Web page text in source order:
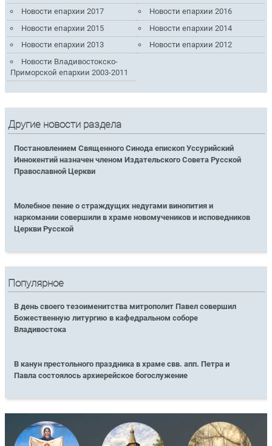
Новости епархии 2017
Новости епархии 2016
Новости епархии 2015
Новости епархии 2014
Новости епархии 2013
Новости епархии 2012
Новости Владивостокско-
Приморской епархии 2003-2011
Другие новости раздела
Постановлением Священного Синода епископ Уссурийский
Иннокентий назначен членом Издательского Совета Русской
Православной Церкви
Молебное пение о страждущих недугами винопития и
наркомании совершили в храме новомучеников и исповедников
Церкви Русской
Популярное
В день своего тезоименитства митрополит Павел совершил
Божественную литургию в кафедральном соборе
Владивостока
В канун престольного праздника в храме свв. апп. Петра и
Павла состоялось архиерейское богослужение